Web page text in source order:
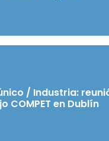
/ Industria:
COMPET en Dublín